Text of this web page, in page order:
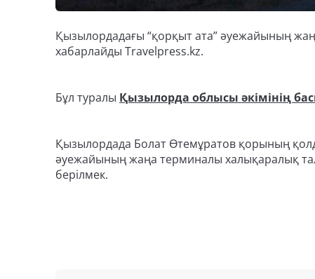
Қызылордадағы “қорқыт ата” әуежайының
хабарлайды Travelpress.kz.
Бұл туралы Қызылорда облысы әкімінің
Қызылордада Болат Өтемұратов қорының
әуежайының жаңа терминалы халықаралық
берілмек.